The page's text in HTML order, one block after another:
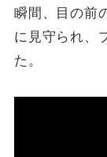
瞬間、目の前
に見守られ、
た。